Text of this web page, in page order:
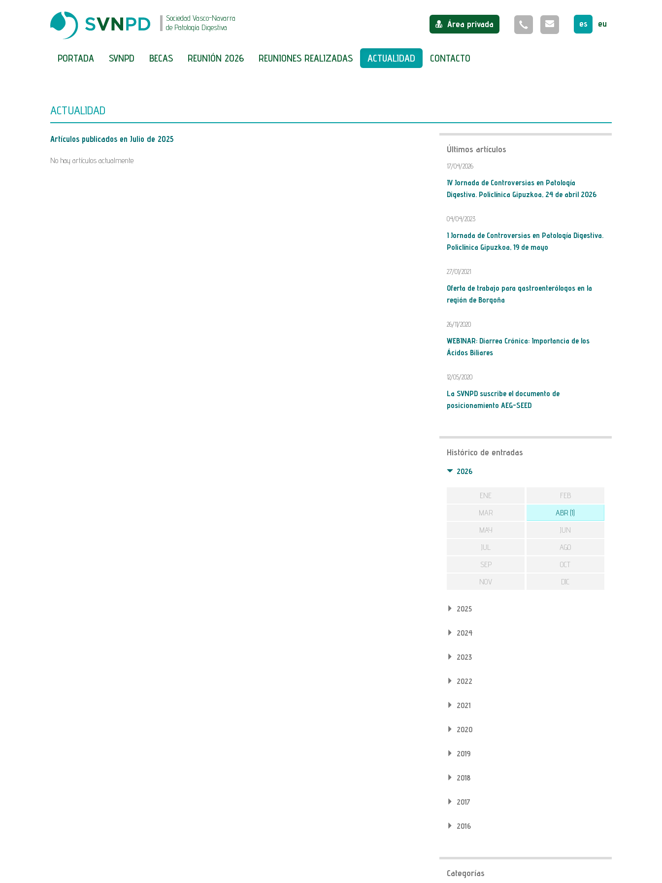
Sociedad Vasco-Navarra
de Patología Digestiva
Área privada es eu
PORTADA SVNPD BECAS REUNIÓN 2026 REUNIONES REALIZADAS ACTUALIDAD CONTACTO
ACTUALIDAD
Artículos publicados en Julio de 2025
No hay artículos actualmente
Últimos artículos
17/04/2026
IV Jornada de Controversias en Patología
Digestiva. Policlínica Gipuzkoa, 24 de abril 2026
04/04/2023
I Jornada de Controversias en Patología Digestiva.
Policlínica Gipuzkoa, 19 de mayo
27/01/2021
Oferta de trabajo para gastroenterólogos en la
región de Borgoña
26/11/2020
WEBINAR: Diarrea Crónica: Importancia de los
Ácidos Biliares
12/05/2020
La SVNPD suscribe el documento de
posicionamiento AEG-SEED
Histórico de entradas
2026
ENE
FEB
MAR
ABR (1)
MAY
JUN
JUL
AGO
SEP
OCT
NOV
DIC
2025
2024
2023
2022
2021
2020
2019
2018
2017
2016
Categorías